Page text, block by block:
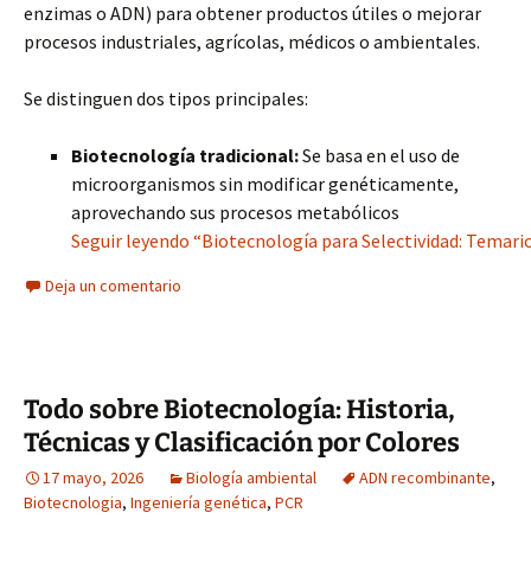
enzimas o ADN) para obtener productos útiles o mejorar
procesos industriales, agrícolas, médicos o ambientales.
Se distinguen dos tipos principales:
Biotecnología tradicional:Se basa en el uso de
microorganismos sin modificar genéticamente,
aprovechando sus procesos metabólicos
Seguir leyendo “Biotecnología para Selectividad:
Deja un comentario
Todo sobre Biotecnología: Historia,
Técnicas y Clasificación por Colores
17 mayo, 2026 Biología ambiental ADN recombinante,
Biotecnologia, Ingeniería genética, PCR